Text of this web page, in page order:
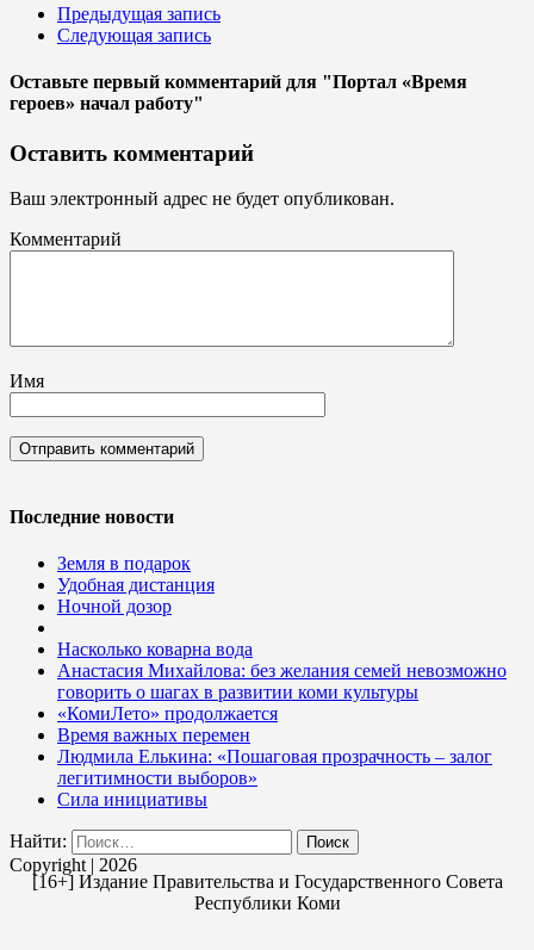
Предыдущая запись
Следующая запись
Оставьте первый комментарий для "Портал «Время
героев» начал работу"
Оставить комментарий
Ваш электронный адрес не будет опубликован.
Комментарий
Имя
Последние новости
Земля в подарок
Удобная дистанция
Ночной дозор
Насколько коварна вода
Анастасия Михайлова: без желания семей невозможно
говорить о шагах в развитии коми культуры
«КомиЛето» продолжается
Время важных перемен
Людмила Елькина: «Пошаговая прозрачность – залог
легитимности выборов»
Сила инициативы
Найти:
Copyright | 2026
[16+] Издание Правительства и Государственного Совета
Республики Коми